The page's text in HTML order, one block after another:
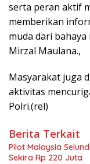
serta peran aktif
memberikan
muda dari bahaya
Mirzal Maulana.,
Masyarakat juga
aktivitas
Polri.(rel)
Berita Terkait
Pilot Malaysia
Sekira Rp 220 Juta